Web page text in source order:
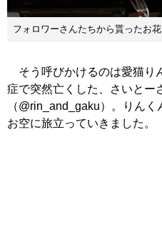
フォロワーさんたちから貰ったお
そう呼びかけるのは愛猫り
症で突然亡くした、さいとー
（@rin_and_gaku）。りんく
お空に旅立っていきました。